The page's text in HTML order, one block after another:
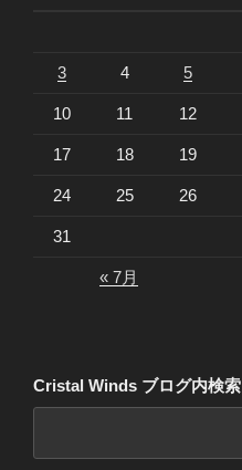
3 4 5
10 11 12
17 18 19
24 25 26
31
« 7月
Cristal Winds ブログ内検索